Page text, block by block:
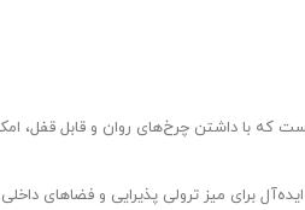
که با داشتن چرخ‌های روان و قابل قفل،
برای میز ترولی پذیرایی و فضاهای